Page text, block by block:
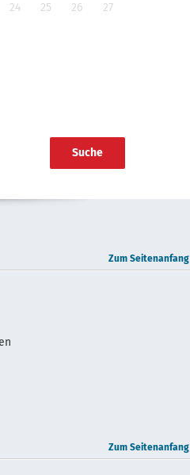
24 25 26 27
Suche
Zum Seitenanfang
Zum Seitenanfang